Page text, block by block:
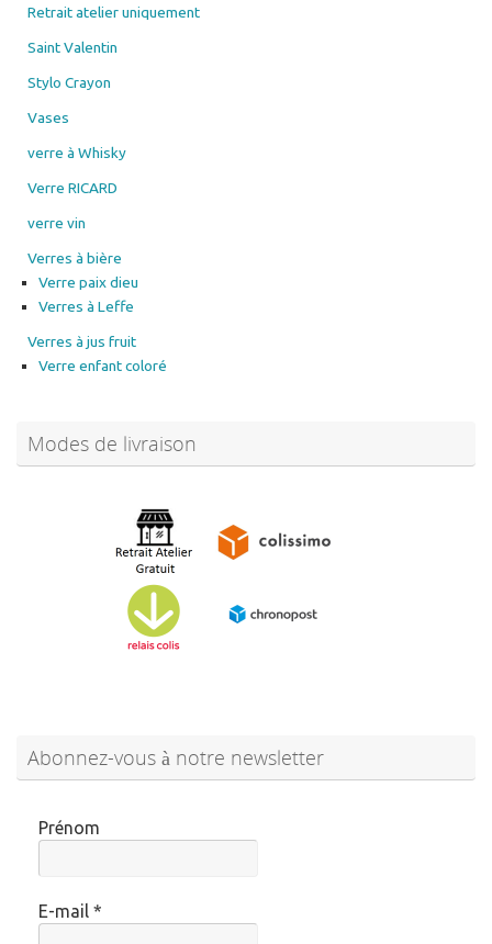
Retrait atelier uniquement
Saint Valentin
Stylo Crayon
Vases
verre à Whisky
Verre RICARD
verre vin
Verres à bière
Verre paix dieu
Verres à Leffe
Verres à jus fruit
Verre enfant coloré
Modes de livraison
Abonnez-vous à notre newsletter
Prénom
E-mail *